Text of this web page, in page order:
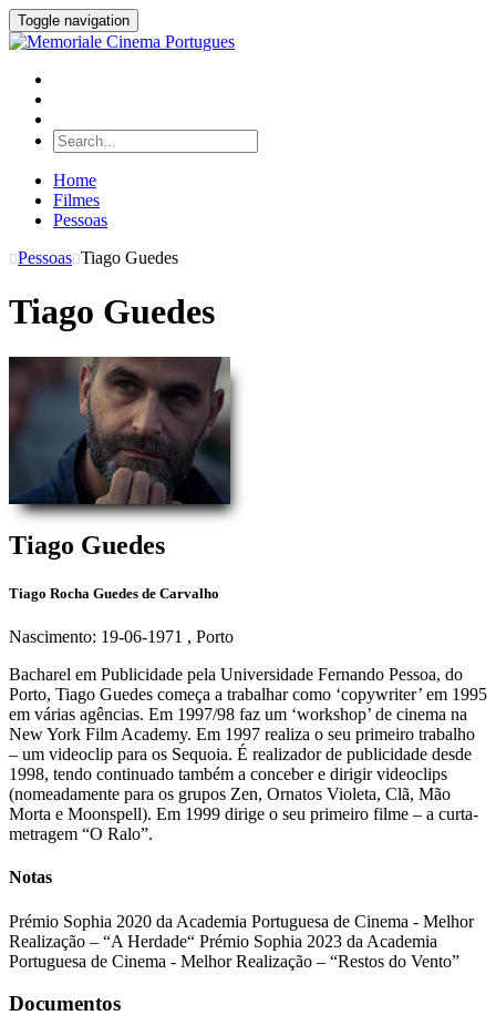
Toggle navigation
Home
Filmes
Pessoas
Pessoas Tiago Guedes
Tiago Guedes
Tiago Guedes
Tiago Rocha Guedes de Carvalho
Nascimento: 19-06-1971 , Porto
Bacharel em Publicidade pela Universidade Fernando Pessoa, do
Porto, Tiago Guedes começa a trabalhar como ‘copywriter’ em 1995
em várias agências. Em 1997/98 faz um ‘workshop’ de cinema na
New York Film Academy. Em 1997 realiza o seu primeiro trabalho
– um videoclip para os Sequoia. É realizador de publicidade desde
1998, tendo continuado também a conceber e dirigir videoclips
(nomeadamente para os grupos Zen, Ornatos Violeta, Clã, Mão
Morta e Moonspell). Em 1999 dirige o seu primeiro filme – a curta-
metragem “O Ralo”.
Notas
Prémio Sophia 2020 da Academia Portuguesa de Cinema - Melhor
Realização – “A Herdade“ Prémio Sophia 2023 da Academia
Portuguesa de Cinema - Melhor Realização – “Restos do Vento”
Documentos